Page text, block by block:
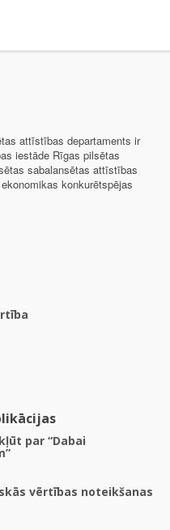
attīstības departaments ir
iestāde Rīgas pilsētas
sabalansētas attīstības
konkurētspējas
par “Dabai
vērtības noteikšanas